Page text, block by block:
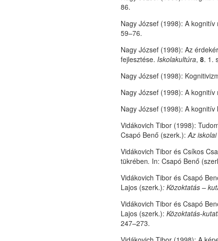
86.
Nagy József (1998): A
59–76.
Nagy József (1998): Az
fejlesztése. Iskolakultúra, 8. 1.
Nagy József (1998):
Nagy József (1998): A
Nagy József (1998): A
Vidákovich Tibor (1998):
Csapó Benő (szerk.): Az
Vidákovich Tibor és Csíkos
tükrében. In: Csapó Benő
Vidákovich Tibor és Csapó
Lajos (szerk.): Közoktatás –
Vidákovich Tibor és Csapó
Lajos (szerk.): Közoktatás-
247–273.